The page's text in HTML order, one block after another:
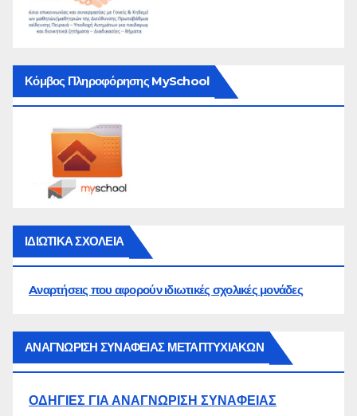
Κόμβος Πληροφόρησης MySchool
ΙΔΙΩΤΙΚΑ ΣΧΟΛΕΙΑ
Aναρτήσεις που αφορούν ιδιωτικές σχολικές μονάδες
ΑΝΑΓΝΩΡΙΣΗ ΣΥΝΑΦΕΙΑΣ ΜΕΤΑΠΤΥΧΙΑΚΩΝ
ΟΔΗΓΙΕΣ ΓΙΑ ΑΝΑΓΝΩΡΙΣΗ ΣΥΝΑΦΕΙΑΣ